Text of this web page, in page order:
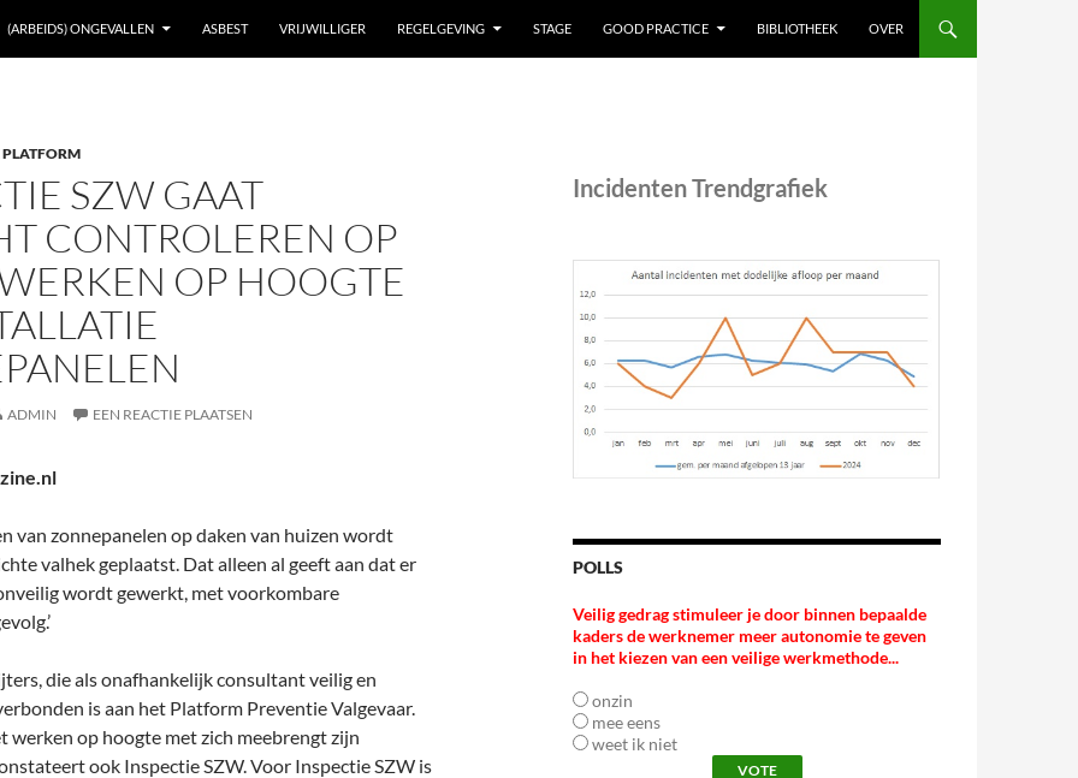
(ARBEIDS) ONGEVALLEN ASBEST VRIJWILLIGER REGELGEVING STAGE GOOD PRACTICE BIBLIOTHEEK OVER
SZW GAAT
CONTROLEREN OP
OP HOOGTE
ADMIN EEN REACTIE PLAATSEN
van zonnepanelen op daken van huizen wordt
valhek geplaatst. Dat alleen al geeft aan dat er
wordt gewerkt, met voorkombare
die als onafhankelijk consultant veilig en
is aan het Platform Preventie Valgevaar.
werken op hoogte met zich meebrengt zijn
ook Inspectie SZW. Voor Inspectie SZW is
Incidenten Trendgrafiek
POLLS
Veilig gedrag stimuleer je door binnen bepaalde
kaders de werknemer meer autonomie te geven
in het kiezen van een veilige werkmethode...
onzin
mee eens
weet ik niet